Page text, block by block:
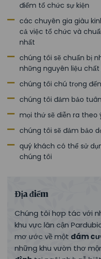
điểm tổ chức sự kiện
các chuyên gia giàu
cả việc tổ chức và
nhất
chúng tôi sẽ chuẩn bị
những nguyên liệu
chúng tôi chú trọng
chúng tôi đảm bảo
mọi thứ sẽ diễn ra
chúng tôi sẽ đảm bảo
quý khách có thể sử
chúng tôi
Địa điểm
Chúng tôi hợp tác với
khu vực lân cận
mơ ước về một đám
những khu vườn thơ